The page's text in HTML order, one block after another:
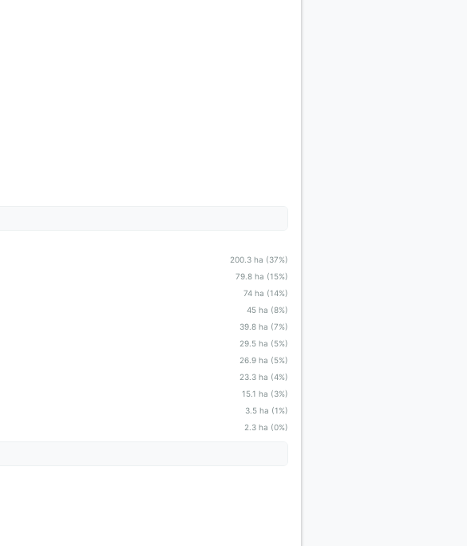
200.3 ha (37%)
79.8 ha (15%)
74 ha (14%)
45 ha (8%)
39.8 ha (7%)
29.5 ha (5%)
26.9 ha (5%)
23.3 ha (4%)
15.1 ha (3%)
3.5 ha (1%)
2.3 ha (0%)